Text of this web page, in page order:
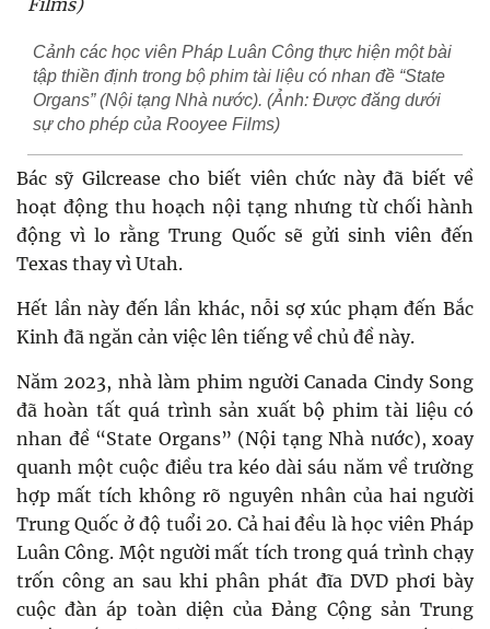
Cảnh các học viên Pháp Luân Công thực hiện một bài
tập thiền định trong bộ phim tài liệu có nhan đề “State
Organs” (Nội tạng Nhà nước). (Ảnh: Được đăng dưới
sự cho phép của Rooyee Films)
Bác sỹ Gilcrease cho biết viên chức này đã biết về
hoạt động thu hoạch nội tạng nhưng từ chối hành
động vì lo rằng Trung Quốc sẽ gửi sinh viên đến
Texas thay vì Utah.
Hết lần này đến lần khác, nỗi sợ xúc phạm đến Bắc
Kinh đã ngăn cản việc lên tiếng về chủ đề này.
Năm 2023, nhà làm phim người Canada Cindy Song
đã hoàn tất quá trình sản xuất bộ phim tài liệu có
nhan đề “State Organs” (Nội tạng Nhà nước), xoay
quanh một cuộc điều tra kéo dài sáu năm về trường
hợp mất tích không rõ nguyên nhân của hai người
Trung Quốc ở độ tuổi 20. Cả hai đều là học viên Pháp
Luân Công. Một người mất tích trong quá trình chạy
trốn công an sau khi phân phát đĩa DVD phơi bày
cuộc đàn áp toàn diện của Đảng Cộng sản Trung